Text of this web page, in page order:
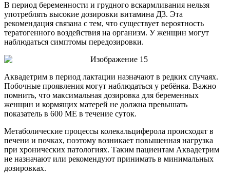
В период беременности и грудного вскармливания нельзя
употреблять высокие дозировки витамина Д3. Эта
рекомендация связана с тем, что существует вероятность
тератогенного воздействия на организм. У женщин могут
наблюдаться симптомы передозировки.
Аквадетрим в период лактации назначают в редких случаях.
Побочные проявления могут наблюдаться у ребёнка. Важно
помнить, что максимальная дозировка для беременных
женщин и кормящих матерей не должна превышать
показатель в 600 МЕ в течение суток.
Метаболические процессы колекальциферола происходят в
печени и почках, поэтому возникает повышенная нагрузка
при хронических патологиях. Таким пациентам Аквадетрим
не назначают или рекомендуют принимать в минимальных
дозировках.